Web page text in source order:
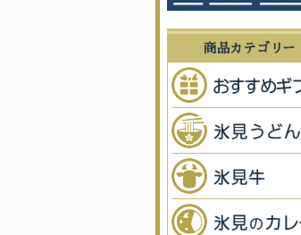
商品カテゴリー